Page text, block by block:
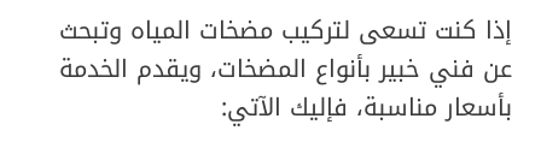
إذا كنت تسعى لتركيب مضخات المياه وتبحث
عن فني خبير بأنواع المضخات، ويقدم الخدمة
بأسعار مناسبة، فإليك الآتي: